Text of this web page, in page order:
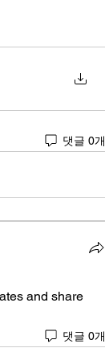
댓글 0개
and share
댓글 0개